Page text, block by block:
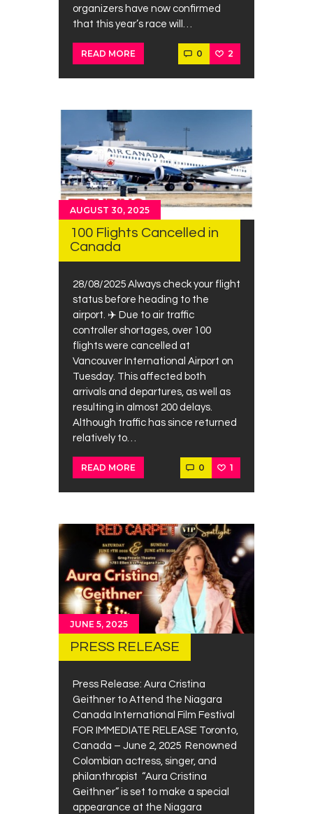
organizers have now confirmed
that this year’s race will…
READ MORE 0 2
AUGUST 30, 2025
100 Flights Cancelled in
Canada
28/08/2025 Always check your flight
status before heading to the
airport. ✈️ Due to air traffic
controller shortages, over 100
flights were cancelled at
Vancouver International Airport on
Tuesday. This affected both
arrivals and departures, as well as
resulting in almost 200 delays.
Although traffic has since returned
relatively to…
READ MORE 0 1
JUNE 5, 2025
PRESS RELEASE
Press Release: Aura Cristina
Geithner to Attend the Niagara
Canada International Film Festival
FOR IMMEDIATE RELEASE Toronto,
Canada – June 2, 2025 Renowned
Colombian actress, singer, and
philanthropist “Aura Cristina
Geithner” is set to make a special
appearance at the Niagara